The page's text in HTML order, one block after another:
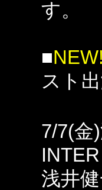
す。
■
スト出
7/7(金
浅井